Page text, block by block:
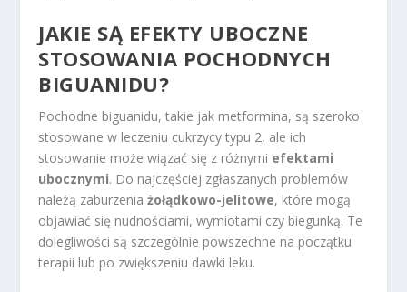
JAKIE SĄ EFEKTY UBOCZNE
STOSOWANIA POCHODNYCH
BIGUANIDU?
Pochodne biguanidu, takie jak metformina, są szeroko
stosowane w leczeniu cukrzycy typu 2, ale ich
stosowanie może wiązać się z różnymi efektami
ubocznymi. Do najczęściej zgłaszanych problemów
należą zaburzeniażołądkowo-jelitowe, które mogą
objawiać się nudnościami, wymiotami czy biegunką. Te
dolegliwości są szczególnie powszechne na początku
terapii lub po zwiększeniu dawki leku.